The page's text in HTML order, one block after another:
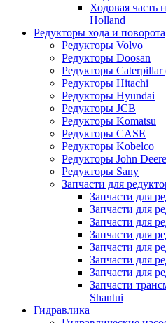
Ходовая часть
Holland
Редукторы хода и поворота
Редукторы Volvo
Редукторы Doosan
Редукторы Caterpillar
Редукторы Hitachi
Редукторы Hyundai
Редукторы JCB
Редукторы Komatsu
Редукторы CASE
Редукторы Kobelco
Редукторы John Deere
Редукторы Sany
Запчасти для
Запчасти для
Запчасти для
Запчасти для
Запчасти для
Запчасти для
Запчасти для
Запчасти для
Запчасти
Shantui
Гидравлика